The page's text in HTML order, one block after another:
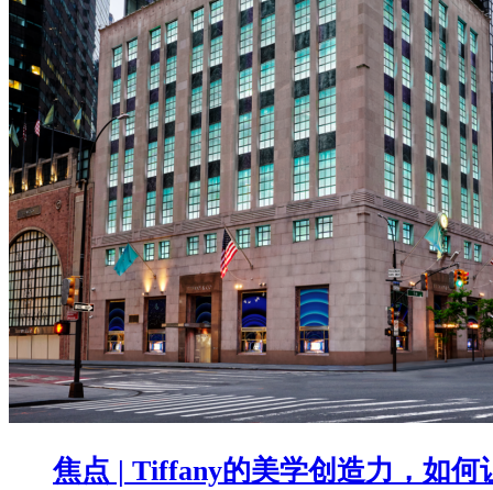
焦点 | Tiffany的美学创造力，如何